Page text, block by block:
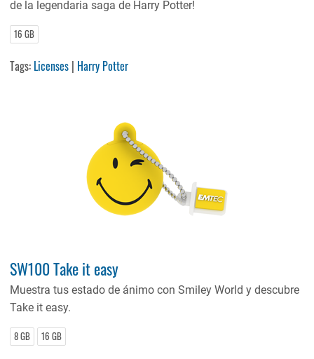
de la legendaria saga de Harry Potter!
16 GB
Tags: Licenses | Harry Potter
SW100 Take it easy
Muestra tus estado de ánimo con Smiley World y descubre
Take it easy.
8 GB 16 GB